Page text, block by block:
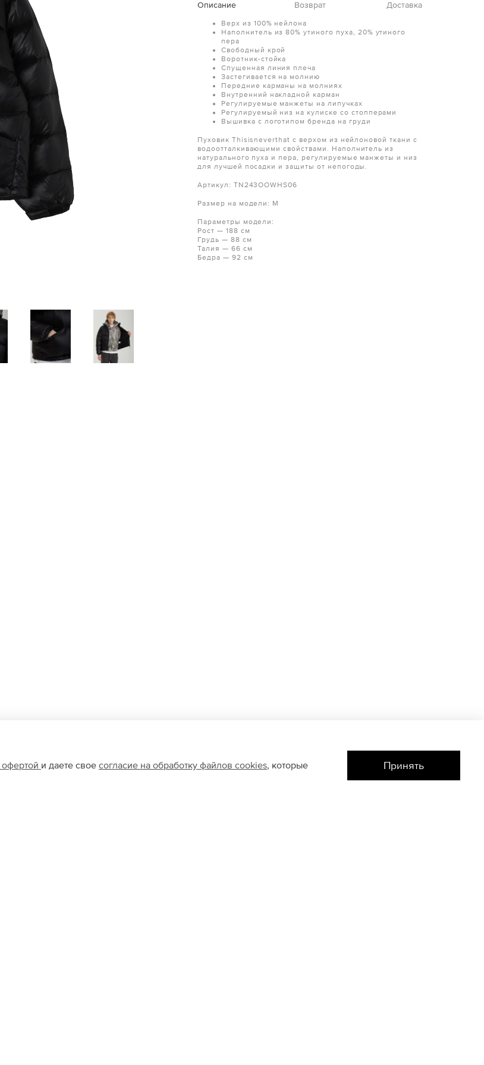
Описание Возврат Доставка
Верх из 100% нейлона
Наполнитель из 80% утиного пуха, 20% утиного
пера
Свободный крой
Воротник-стойка
Спущенная линия плеча
Застегивается на молнию
Передние карманы на молниях
Внутренний накладной карман
Регулируемые манжеты на липучках
Регулируемый низ на кулиске со стопперами
Вышивка с логотипом бренда на груди
Пуховик Thisisneverthat с верхом из нейлоновой ткани с
водоотталкивающими свойствами. Наполнитель из
натурального пуха и пера, регулируемые манжеты и низ
для лучшей посадки и защиты от непогоды.
Артикул: TN243OOWHS06
Размер на модели: M
Параметры модели:
Рост — 188 см
Грудь — 88 см
Талия — 66 см
Бедра — 92 см
офертой и даете свое согласие на обработку файлов cookies, которые
Принять